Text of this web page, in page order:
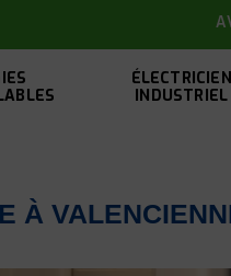
ÉLECTRICIEN
INDUSTRIEL
À